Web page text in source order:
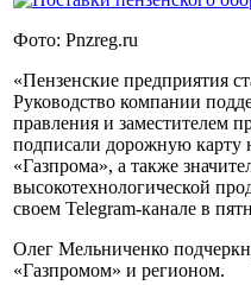
Фото: Pnzreg.ru
«Пензенские предприятия
Руководство компании
правления и заместителем
подписали дорожную карту
«Газпрома», а также
высокотехнологической
своем Telegram-канале в
Олег Мельниченко
«Газпромом» и регионом.